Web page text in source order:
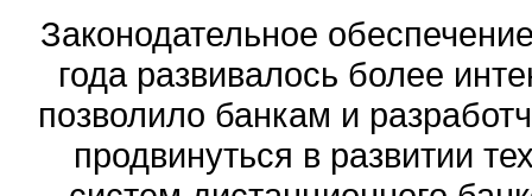
Законодательное
года развивалось более
позволило банкам и
продвинуться в развитии